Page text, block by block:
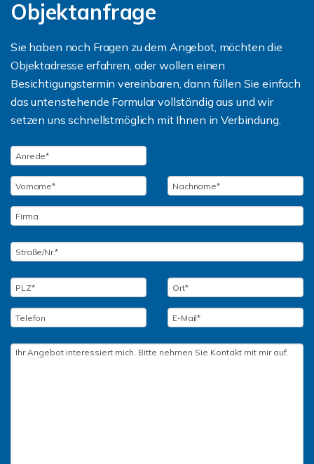
Objektanfrage
Sie haben noch Fragen zu dem Angebot, möchten die
Objektadresse erfahren, oder wollen einen
Besichtigungstermin vereinbaren, dann füllen Sie einfach
das untenstehende Formular vollständig aus und wir
setzen uns schnellstmöglich mit Ihnen in Verbindung.